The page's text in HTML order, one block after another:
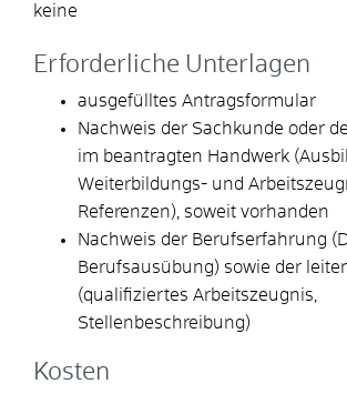
keine
Erforderliche Unterlagen
ausgefülltes Antragsformular
Nachweis der Sachkunde oder
im beantragten Handwerk
Weiterbildungs- und
Referenzen), soweit vorhanden
Nachweis der Berufserfahrung
Berufsausübung) sowie der
(qualifiziertes Arbeitszeugnis,
Stellenbeschreibung)
Kosten